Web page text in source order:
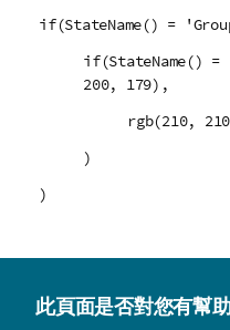
if(StateName() =
if(StateName()
200, 179),
rgb(210,
)
)
此頁面是否對您有幫